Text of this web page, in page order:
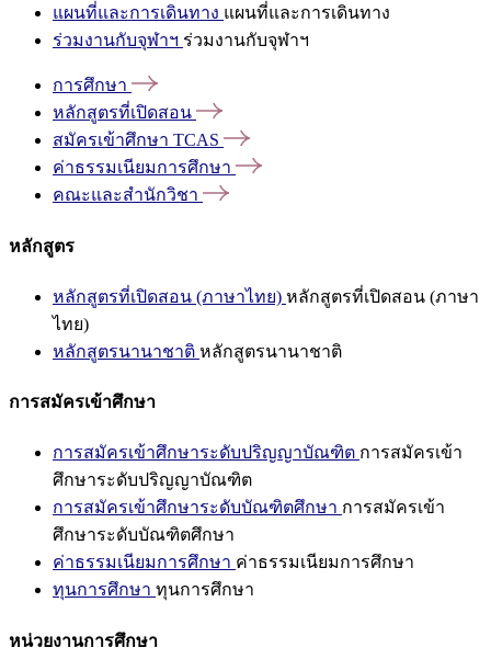
แผนที่และการเดินทาง แผนที่และการเดินทาง
ร่วมงานกับจุฬาฯ ร่วมงานกับจุฬาฯ
การศึกษา
หลักสูตรที่เปิดสอน
สมัครเข้าศึกษา TCAS
ค่าธรรมเนียมการศึกษา
คณะและสำนักวิชา
หลักสูตร
หลักสูตรที่เปิดสอน (ภาษาไทย) หลักสูตรที่เปิดสอน (ภาษา
ไทย)
หลักสูตรนานาชาติ หลักสูตรนานาชาติ
การสมัครเข้าศึกษา
การสมัครเข้าศึกษาระดับปริญญาบัณฑิต การสมัครเข้า
ศึกษาระดับปริญญาบัณฑิต
การสมัครเข้าศึกษาระดับบัณฑิตศึกษา การสมัครเข้า
ศึกษาระดับบัณฑิตศึกษา
ค่าธรรมเนียมการศึกษา ค่าธรรมเนียมการศึกษา
ทุนการศึกษา ทุนการศึกษา
หน่วยงานการศึกษา